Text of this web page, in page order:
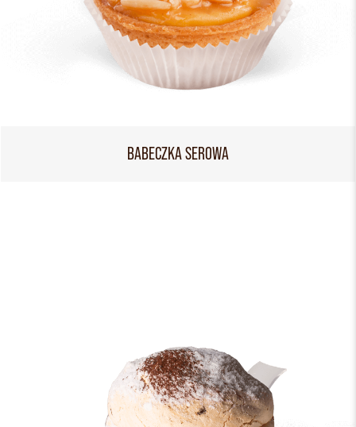
BABECZKA SEROWA